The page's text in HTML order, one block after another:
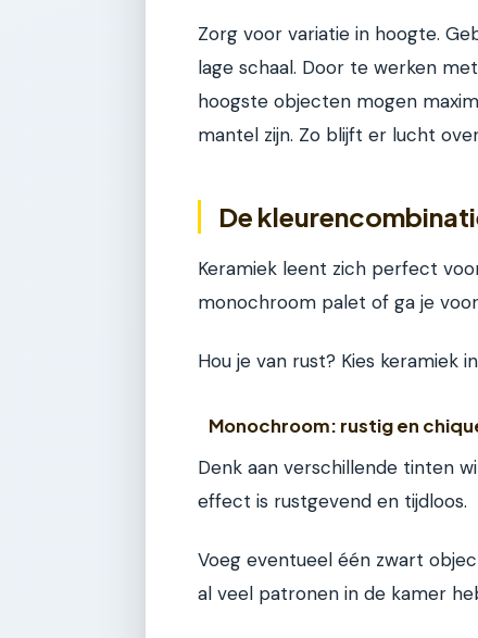
Zorg voor variatie in hoogte.
lage schaal. Door te werken
hoogste objecten mogen
mantel zijn. Zo blijft er lucht
De
Keramiek leent zich perfect
monochroom palet of ga je
Hou je van rust? Kies keramiek
Monochroom: rustig en
Denk aan verschillende tinten
effect is rustgevend en tijdloos.
Voeg eventueel één zwart
al veel patronen in de kamer